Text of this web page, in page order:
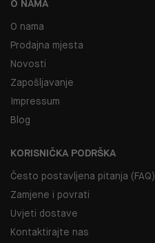
O NAMA
O nama
Prodajna mjesta
Novosti
Zapošljavanje
Impressum
Blog
KORISNIČKA PODRŠKA
Često postavljena pitanja (FAQ)
Zamjene i povrati
Uvjeti dostave
Kontaktirajte nas